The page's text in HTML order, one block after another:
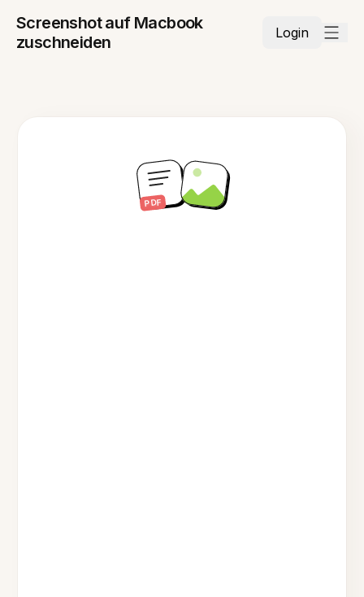
Screenshot auf Macbook
zuschneiden
Login